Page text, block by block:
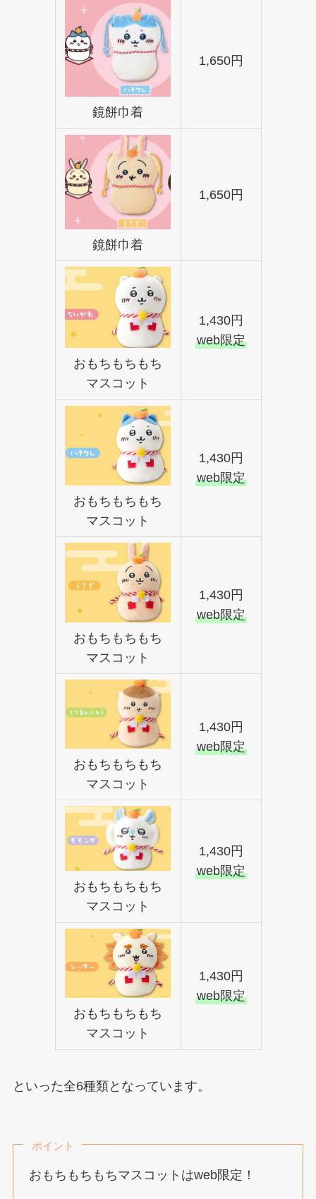
鏡餅巾着
1,650円
鏡餅巾着
1,650円
おもちもちもち
マスコット
1,430円
web限定
おもちもちもち
マスコット
1,430円
web限定
おもちもちもち
マスコット
1,430円
web限定
おもちもちもち
マスコット
1,430円
web限定
おもちもちもち
マスコット
1,430円
web限定
おもちもちもち
マスコット
1,430円
web限定
といった全6種類となっています。
ポイント
おもちもちもちマスコットはweb限定！